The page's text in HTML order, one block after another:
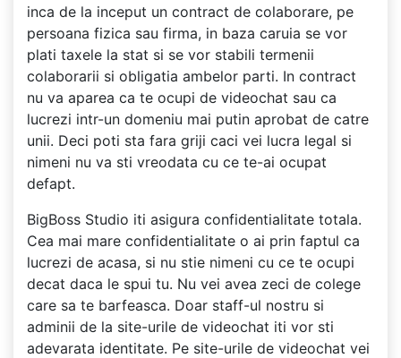
inca de la inceput un contract de colaborare, pe
persoana fizica sau firma, in baza caruia se vor
plati taxele la stat si se vor stabili termenii
colaborarii si obligatia ambelor parti. In contract
nu va aparea ca te ocupi de videochat sau ca
lucrezi intr-un domeniu mai putin aprobat de catre
unii. Deci poti sta fara griji caci vei lucra legal si
nimeni nu va sti vreodata cu ce te-ai ocupat
defapt.
BigBoss Studio iti asigura confidentialitate totala.
Cea mai mare confidentialitate o ai prin faptul ca
lucrezi de acasa, si nu stie nimeni cu ce te ocupi
decat daca le spui tu. Nu vei avea zeci de colege
care sa te barfeasca. Doar staff-ul nostru si
adminii de la site-urile de videochat iti vor sti
adevarata identitate. Pe site-urile de videochat vei